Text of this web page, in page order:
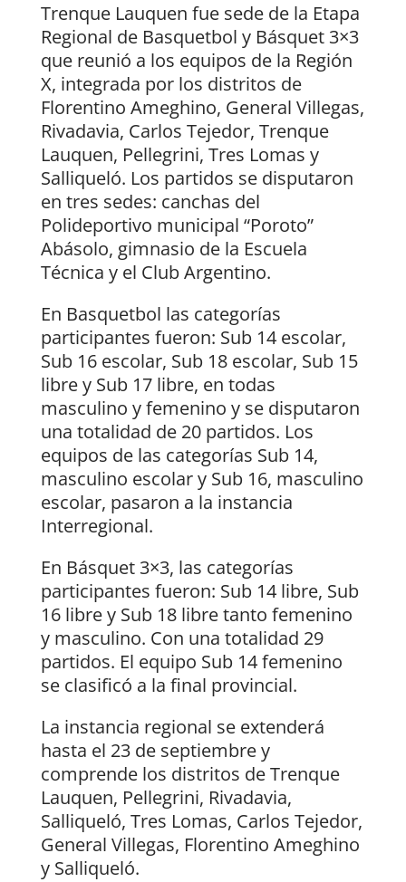
Trenque Lauquen fue sede de la Etapa
Regional de Basquetbol y Básquet 3×3
que reunió a los equipos de la Región
X, integrada por los distritos de
Florentino Ameghino, General Villegas,
Rivadavia, Carlos Tejedor, Trenque
Lauquen, Pellegrini, Tres Lomas y
Salliqueló. Los partidos se disputaron
en tres sedes: canchas del
Polideportivo municipal “Poroto”
Abásolo, gimnasio de la Escuela
Técnica y el Club Argentino.
En Basquetbol las categorías
participantes fueron: Sub 14 escolar,
Sub 16 escolar, Sub 18 escolar, Sub 15
libre y Sub 17 libre, en todas
masculino y femenino y se disputaron
una totalidad de 20 partidos. Los
equipos de las categorías Sub 14,
masculino escolar y Sub 16, masculino
escolar, pasaron a la instancia
Interregional.
En Básquet 3×3, las categorías
participantes fueron: Sub 14 libre, Sub
16 libre y Sub 18 libre tanto femenino
y masculino. Con una totalidad 29
partidos. El equipo Sub 14 femenino
se clasificó a la final provincial.
La instancia regional se extenderá
hasta el 23 de septiembre y
comprende los distritos de Trenque
Lauquen, Pellegrini, Rivadavia,
Salliqueló, Tres Lomas, Carlos Tejedor,
General Villegas, Florentino Ameghino
y Salliqueló.